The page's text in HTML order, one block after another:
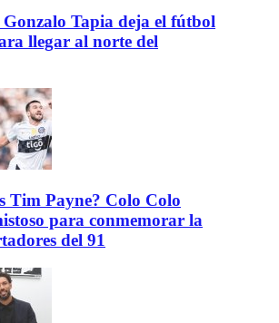
Tapia deja el fútbol
llegar al norte del
Tim Payne? Colo Colo
para conmemorar la
del 91